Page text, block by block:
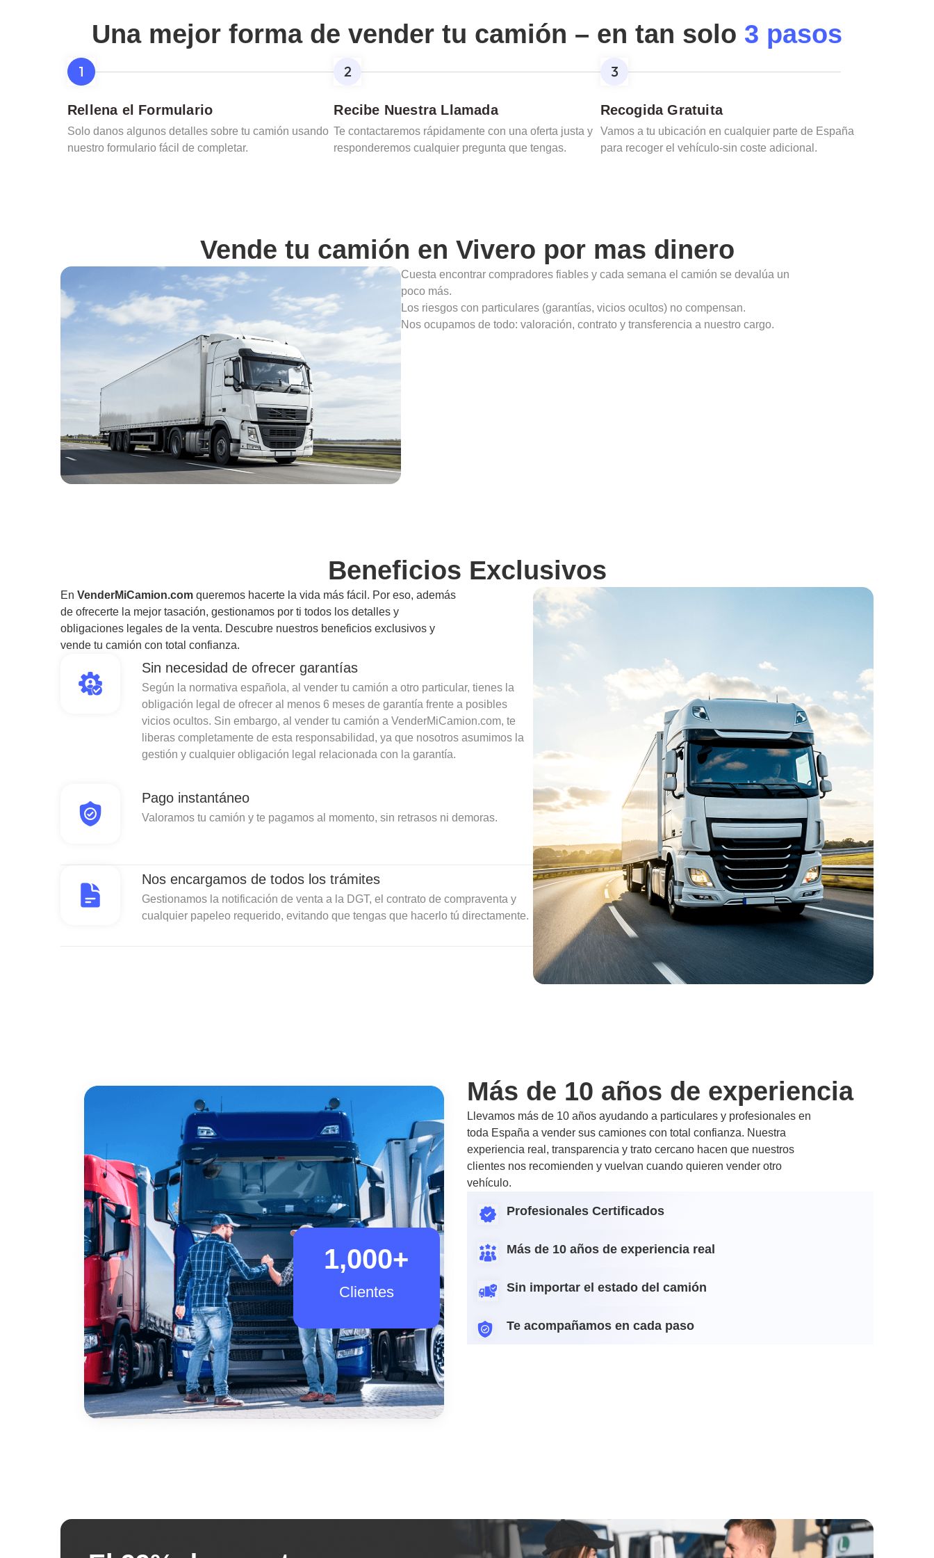
Una mejor forma de vender tu camión – en tan solo 3 pasos
Rellena el Formulario
Solo danos algunos detalles sobre tu camión usando
nuestro formulario fácil de completar.
Recibe Nuestra Llamada
Te contactaremos rápidamente con una oferta justa y
responderemos cualquier pregunta que tengas.
Recogida Gratuita
Vamos a tu ubicación en cualquier parte de España
para recoger el vehículo-sin coste adicional.
Vende tu camión en Vivero por mas dinero
Cuesta encontrar compradores fiables y cada semana el camión se devalúa un
poco más.
Los riesgos con particulares (garantías, vicios ocultos) no compensan.
Nos ocupamos de todo: valoración, contrato y transferencia a nuestro cargo.
Beneficios Exclusivos
En VenderMiCamion.com queremos hacerte la vida más fácil. Por eso, además
de ofrecerte la mejor tasación, gestionamos por ti todos los detalles y
obligaciones legales de la venta. Descubre nuestros beneficios exclusivos y
vende tu camión con total confianza.
Sin necesidad de ofrecer garantías
Según la normativa española, al vender tu camión a otro particular, tienes la
obligación legal de ofrecer al menos 6 meses de garantía frente a posibles
vicios ocultos. Sin embargo, al vender tu camión a VenderMiCamion.com, te
liberas completamente de esta responsabilidad, ya que nosotros asumimos la
gestión y cualquier obligación legal relacionada con la garantía.
Pago instantáneo
Valoramos tu camión y te pagamos al momento, sin retrasos ni demoras.
Nos encargamos de todos los trámites
Gestionamos la notificación de venta a la DGT, el contrato de compraventa y
cualquier papeleo requerido, evitando que tengas que hacerlo tú directamente.
Clientes
1,000+
Más de 10 años de experiencia
Llevamos más de 10 años ayudando a particulares y profesionales en
toda España a vender sus camiones con total confianza. Nuestra
experiencia real, transparencia y trato cercano hacen que nuestros
clientes nos recomienden y vuelvan cuando quieren vender otro
vehículo.
Profesionales Certificados
Más de 10 años de experiencia real
Sin importar el estado del camión
Te acompañamos en cada paso